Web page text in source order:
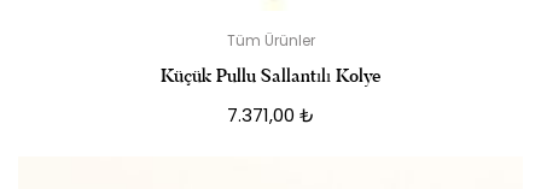
Tüm Ürünler
Küçük Pullu Sallantılı Kolye
7.371,00 ₺